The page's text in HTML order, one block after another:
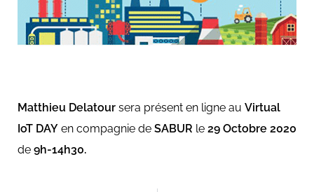
Matthieu Delatour sera présent en ligne au Virtual
IoT DAY en compagnie de SABUR le 29 Octobre 2020
de 9h-14h30.